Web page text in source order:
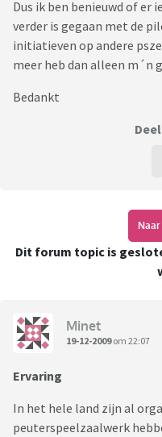
Dus ik ben benieuwd of er
verder is gegaan met de
initiatieven op andere
meer heb dan alleen m´n
Bedankt
Dit forum topic is
Minet
19-12-2009om 22:07
Ervaring
In het hele land zijn al
peuterspeelzaalwerk